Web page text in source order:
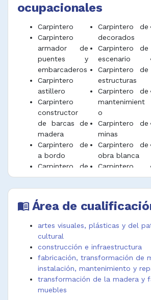
colocar bases para pisos y
Inspeccionar la calidad de los
instalación para garantizar el
de las especificaciones.
Instalar y reparar puertas,
gabinetes de cocina y
herramientas manuales o
Realizar otras actividades de
de construcción de
instrucciones.
Aplicar las normas de
salud ocupacional y medio
regulan su actividad en el
ocupacionales
Carpintero
Carpintero
armador de
puentes y
embarcaderos
Carpintero
astillero
Carpintero
constructor
de barcas de
madera
Carpintero de
a bordo
Carpintero de
acabado
Carpintero de
aluminio
Carpintero de
Carpintero de
armar
Carpintero de
banco
Carpintero de
banco de
taller
Carpintero de
decorados
Carpintero de
escenario
Carpintero de
estructuras
Carpintero de
mantenimient
o
Carpintero de
minas
Carpintero de
obra blanca
Carpintero
ebanista de
astilleros
metálico de
Carpintero
puertas y
ventanas
Carpintero
plató cine
menu_book Área de
artes visuales, plásticas y del
cultural
construcción e infraestructura
fabricación, transformación de
instalación, mantenimiento y
transformación de la madera y
muebles